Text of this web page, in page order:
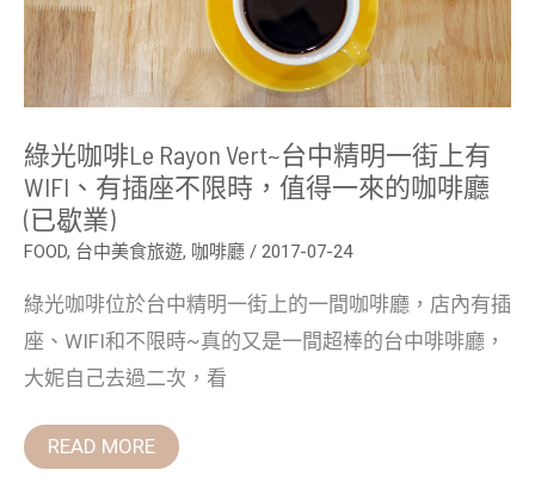
綠光咖啡Le Rayon Vert~台中精明一街上有
WIFI、有插座不限時，值得一來的咖啡廳
(已歇業)
FOOD, 台中美食旅遊, 咖啡廳 / 2017-07-24
綠光咖啡位於台中精明一街上的一間咖啡廳，店內有插
座、WIFI和不限時~真的又是一間超棒的台中啡啡廳，
大妮自己去過二次，看
上
有
WIFI、
有
插
座
限
時，
值
得
一
來
咖
啡
廳
歇
READ MORE